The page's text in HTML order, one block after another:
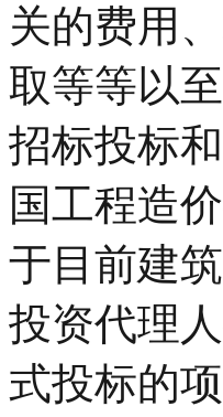
关的费用
取等等以
招标投标
国工程造
于目前建
投资代理
式投标的